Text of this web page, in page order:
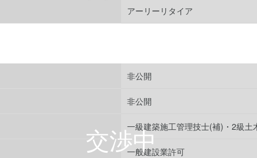
アーリーリタイア
非公開
非公開
一級建築施工管理技士(補)・2級土
一般建設業許可